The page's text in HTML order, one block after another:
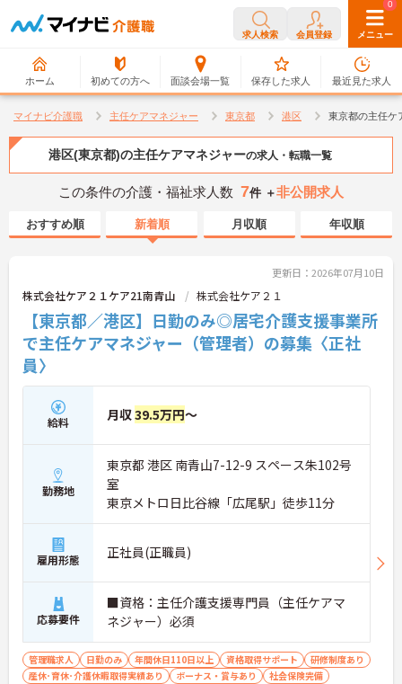
求人検索 会員登録 メニュー
ホーム 初めての方へ 面談会場一覧
0
保存した求人
0
最近見た求人
マイナビ介護職 主任ケアマネジャー 東京都 港区 東京都の主任ケ
港区(東京都)の主任ケアマネジャーの求人・転職一覧
この条件の介護・福祉求人数 7件 ＋非公開求人
おすすめ順 新着順 月収順 年収順
更新日：2026年07月10日
株式会社ケア２１ケア21南青山 株式会社ケア２１
【東京都／港区】日勤のみ◎居宅介護支援事業所
で主任ケアマネジャー（管理者）の募集〈正社
員〉
給料 月収39.5万円～
勤務地
東京都 港区 南青山7-12-9 スペース朱102号
室
東京メトロ日比谷線「広尾駅」徒歩11分
雇用形態 正社員(正職員)
応募要件
■資格：主任介護支援専門員（主任ケアマ
ネジャー）必須
管理職求人 日勤のみ 年間休日110日以上 資格取得サポート
研修制度あり
産休･育休･介護休暇取得実績あり
ボーナス・賞与あり
社会保険完備